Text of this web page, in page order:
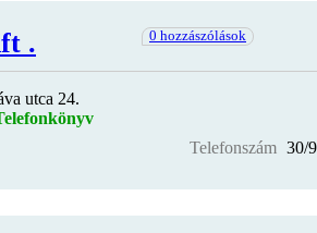
. 0 hozzászólások
utca 24.
Telefonszám 30/